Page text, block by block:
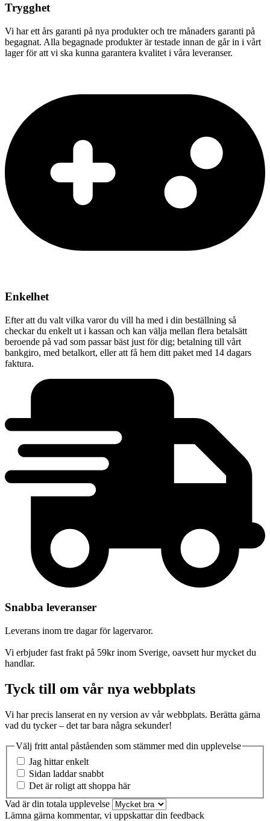
Trygghet
Vi har ett års garanti på nya produkter och tre månaders garanti på
begagnat. Alla begagnade produkter är testade innan de går in i vårt
lager för att vi ska kunna garantera kvalitet i våra leveranser.
Enkelhet
Efter att du valt vilka varor du vill ha med i din beställning så
checkar du enkelt ut i kassan och kan välja mellan flera betalsätt
beroende på vad som passar bäst just för dig; betalning till vårt
bankgiro, med betalkort, eller att få hem ditt paket med 14 dagars
faktura.
Snabba leveranser
Leverans inom tre dagar för lagervaror.
Vi erbjuder fast frakt på 59kr inom Sverige, oavsett hur mycket du
handlar.
Tyck till om vår nya webbplats
Vi har precis lanserat en ny version av vår webbplats. Berätta gärna
vad du tycker – det tar bara några sekunder!
Välj fritt antal påståenden som stämmer med din upplevelse
Jag hittar enkelt
Sidan laddar snabbt
Det är roligt att shoppa här
Vad är din totala upplevelse
Lämna gärna kommentar, vi uppskattar din feedback